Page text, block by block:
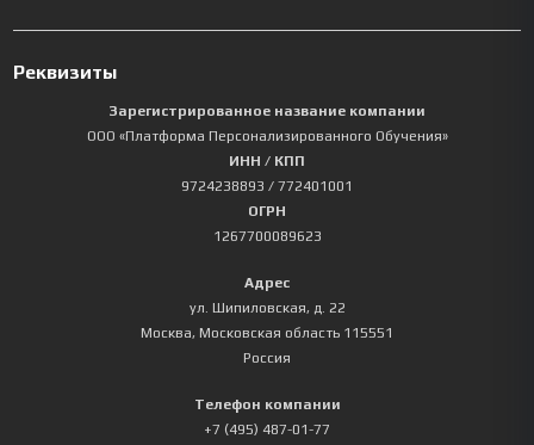
Реквизиты
Зарегистрированное название компании
ООО «Платформа Персонализированного Обучения»
ИНН / КПП
9724238893 / 772401001
ОГРН
1267700089623
Адрес
ул. Шипиловская, д. 22
Москва, Московская область 115551
Россия
Телефон компании
+7 (495) 487-01-77